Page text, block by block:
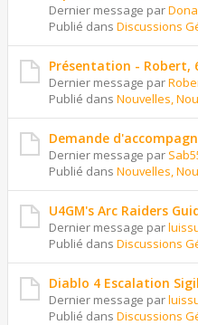
Dernier message par
Publié dans Discussions
Présentation - Robert,
Dernier message par
Publié dans Nouvelles,
Demande
Dernier message par
Publié dans Nouvelles,
U4GM's Arc Raiders
Dernier message par
Publié dans Discussions
Diablo 4 Escalation
Dernier message par
Publié dans Discussions